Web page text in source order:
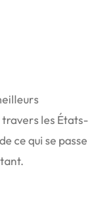
les États-
ce qui se passe